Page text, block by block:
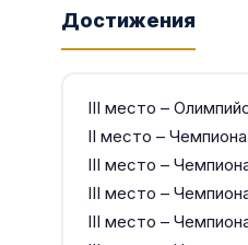
Достижения
ІІІ место –
ІІ место –
ІІІ место –
ІІІ место –
ІІІ место –